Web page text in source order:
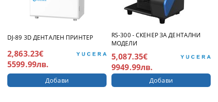
DJ-89 3D ДЕНТАЛЕН ПРИНТЕР
2,863.23€
5599.99лв.
RS-300 - СКЕНЕР ЗА ДЕНТАЛНИ
МОДЕЛИ
5,087.35€
9949.99лв.